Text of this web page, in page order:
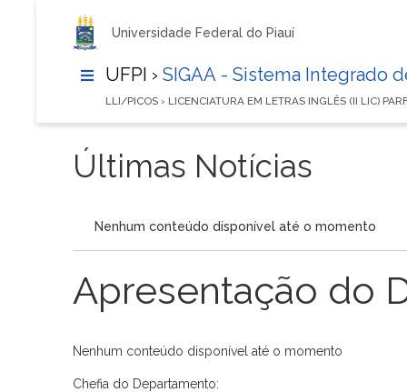
Universidade Federal do Piauí
UFPI › SIGAA - Sistema Integrado
LLI/PICOS › LICENCIATURA EM LETRAS INGLÊS (II LIC)
Últimas Notícias
Nenhum conteúdo disponível até o momento
Apresentação do
Nenhum conteúdo disponível até o momento
Chefia do Departamento: